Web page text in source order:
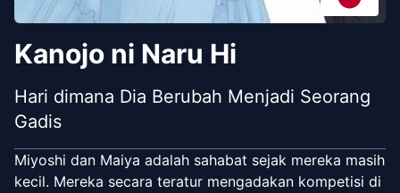
Kanojo ni Naru Hi
Hari dimana Dia Berubah Menjadi Seorang
Gadis
Miyoshi dan Maiya adalah sahabat sejak mereka masih
kecil. Mereka secara teratur mengadakan kompetisi di